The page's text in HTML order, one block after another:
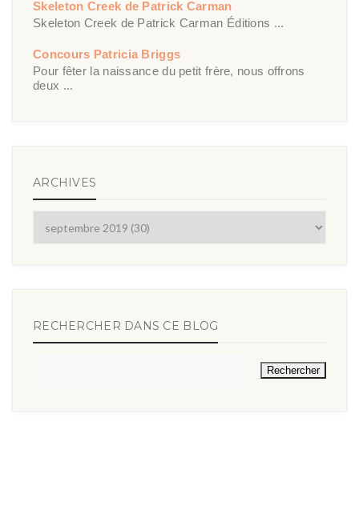
Skeleton Creek de Patrick Carman
Skeleton Creek de Patrick Carman Éditions ...
Concours Patricia Briggs
Pour fêter la naissance du petit frère, nous offrons
deux ...
ARCHIVES
RECHERCHER DANS CE BLOG